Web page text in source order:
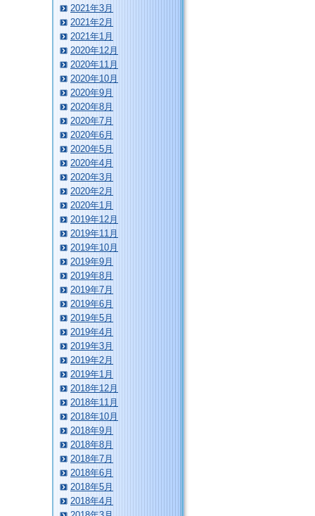
2021年3月
2021年2月
2021年1月
2020年12月
2020年11月
2020年10月
2020年9月
2020年8月
2020年7月
2020年6月
2020年5月
2020年4月
2020年3月
2020年2月
2020年1月
2019年12月
2019年11月
2019年10月
2019年9月
2019年8月
2019年7月
2019年6月
2019年5月
2019年4月
2019年3月
2019年2月
2019年1月
2018年12月
2018年11月
2018年10月
2018年9月
2018年8月
2018年7月
2018年6月
2018年5月
2018年4月